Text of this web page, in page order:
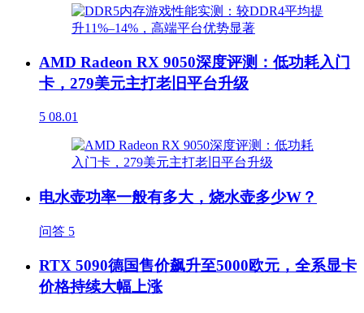
AMD Radeon RX 9050深度评测：低功耗入门
卡，279美元主打老旧平台升级
5 08.01
电水壶功率一般有多大，烧水壶多少W？
问答 5
RTX 5090德国售价飙升至5000欧元，全系显卡
价格持续大幅上涨